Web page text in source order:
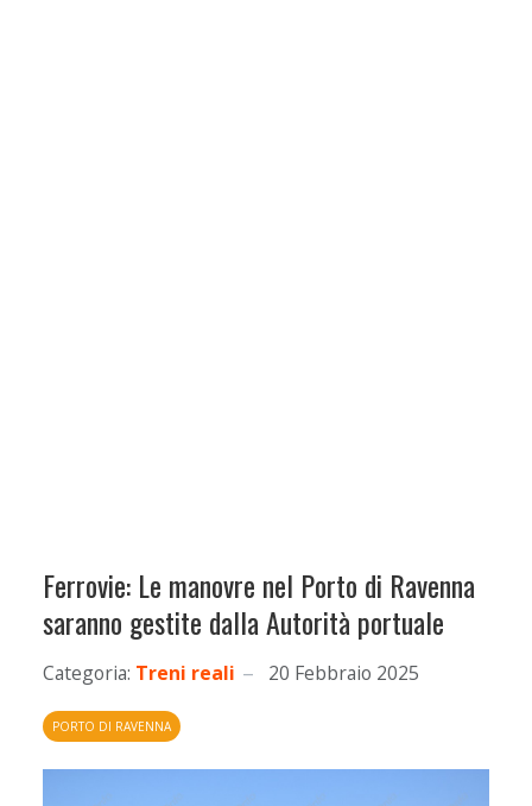
Ferrovie: Le manovre nel Porto di Ravenna
saranno gestite dalla Autorità portuale
Categoria: Treni reali 20 Febbraio 2025
PORTO DI RAVENNA